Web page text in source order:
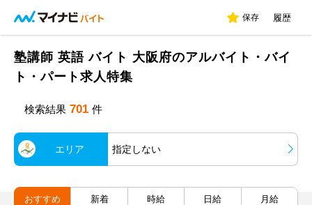
保存 履歴
塾講師 英語 バイト 大阪府のアルバイト・バイ
ト・パート求人特集
検索結果 701 件
エリア 指定しない
おすすめ 新着 時給 日給 月給